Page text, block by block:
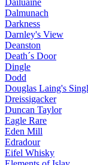
Dailuaine
Dalmunach
Darkness
Darnley's View
Deanston
Death´s Door
Dingle
Dodd
Douglas Laing's
Dreissigacker
Duncan Taylor
Eagle Rare
Eden Mill
Edradour
Eifel Whisky